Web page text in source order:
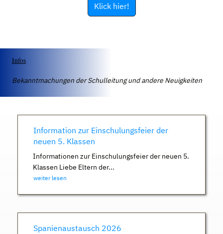
Klick hier!
Infos
Bekanntmachungen der Schulleitung und andere Neuigkeiten
Information zur Einschulungsfeier der
neuen 5. Klassen
Informationen zur Einschulungsfeier der neuen 5.
Klassen Liebe Eltern der...
weiter lesen
Spanienaustausch 2026